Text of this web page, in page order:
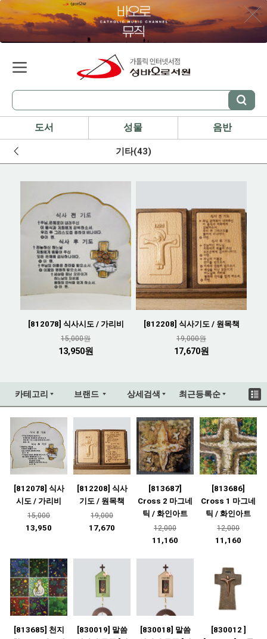
도서 성물 음반
기타(43)
[812078] 식사시도 / 가리비
15,000원
13,950원
[812208] 식사기도 / 원목책
19,000원
17,670원
카테고리 브랜드 상세검색 최근등록순
[812078] 식사
시도 / 가리비
15,000
13,950
[812208] 식사
기도 / 원목책
19,000
17,670
[813687]
Cross 2 마그네
틱 / 화인아트
12,000
11,160
[813686]
Cross 1 마그네
틱 / 화인아트
12,000
11,160
[813685] 천지
[830019] 말씀
[830018] 말씀
[830012 ]